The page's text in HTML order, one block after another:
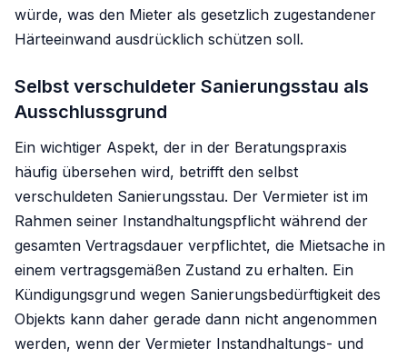
würde, was den Mieter als gesetzlich zugestandener
Härteeinwand ausdrücklich schützen soll.
Selbst verschuldeter Sanierungsstau als
Ausschlussgrund
Ein wichtiger Aspekt, der in der Beratungspraxis
häufig übersehen wird, betrifft den selbst
verschuldeten Sanierungsstau. Der Vermieter ist im
Rahmen seiner Instandhaltungspflicht während der
gesamten Vertragsdauer verpflichtet, die Mietsache in
einem vertragsgemäßen Zustand zu erhalten. Ein
Kündigungsgrund wegen Sanierungsbedürftigkeit des
Objekts kann daher gerade dann nicht angenommen
werden, wenn der Vermieter Instandhaltungs- und